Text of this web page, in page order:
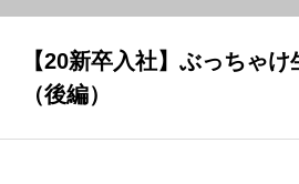
お知らせ
新卒採用ページ
【20新卒入社】ぶっちゃけ
（後編）